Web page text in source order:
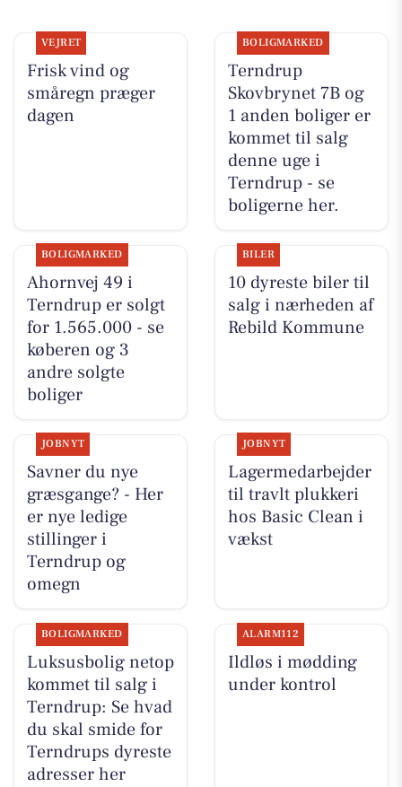
VEJRET
Frisk vind og
småregn præger
dagen
BOLIGMARKED
Terndrup
Skovbrynet 7B og
1 anden boliger er
kommet til salg
denne uge i
Terndrup - se
boligerne her.
BOLIGMARKED
Ahornvej 49 i
Terndrup er solgt
for 1.565.000 - se
køberen og 3
andre solgte
boliger
BILER
10 dyreste biler til
salg i nærheden af
Rebild Kommune
JOBNYT
Savner du nye
græsgange? - Her
er nye ledige
stillinger i
Terndrup og
omegn
JOBNYT
Lagermedarbejder
til travlt plukkeri
hos Basic Clean i
vækst
BOLIGMARKED
Luksusbolig netop
kommet til salg i
Terndrup: Se hvad
du skal smide for
Terndrups dyreste
adresser her
ALARM112
Ildløs i mødding
under kontrol